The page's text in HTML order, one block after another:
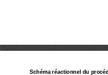
Schéma réactionnel du